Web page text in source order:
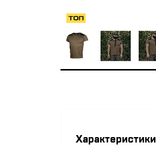
Характеристики